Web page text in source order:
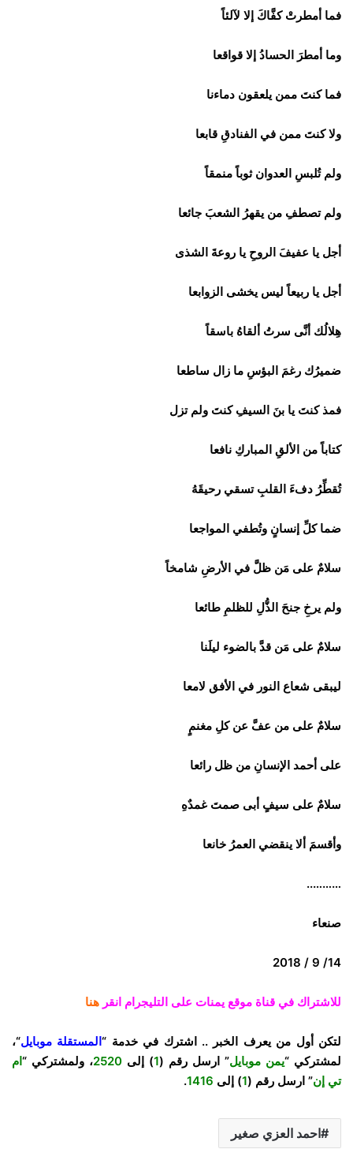
فما أمطرتْ كفَّاكَ إلا لآلئاً
وما أمطرَ الحسادُ إلا قواقعا
فما كنتَ ممن يلعقون دماءنا
ولا كنتَ ممن في الفنادقِ قابعا
ولم تُلبسِ العدوان ثوباً منمقاً
ولم تصطفِ من يقهرُ الشعبَ جائعا
أجل يا عفيفَ الروحِ يا روعةَ الشذى
أجل يا ربيعاً ليس يخشى الزوابعا
هِلالُك أنَّى سرتُ ألقاهُ باسقاً
ضميرُك رغمَ البؤسِ ما زال ساطعا
فمذ كنتَ يا بنَ السيفِ كنتَ ولم تزل
كتاباً من الألقِ المباركِ نافعا
تُقطِّرُ دفءَ القلبِ تسقي رحيقَهُ
ضما كلِّ إنسانٍ وتُطفي المواجعا
سلامٌ على مَن ظلَّ في الأرضِ شامخاً
ولم يرخِ جنحَ الذُّلِ للظلمِ طائعا
سلامٌ على مَن قدَّ بالضوء ليلَنا
ليبقى شعاع النور في الأفق لامعا
سلامٌ على من عفَّ عن كلِ مغنمٍ
على أحمد الإنسانِ من ظل رائعا
سلامٌ على سيفٍ أبى صمتَ غمدٌهِ
وأقسمَ ألا ينقضي العمرُ خانعا
………..
صنعاء
14/ 9 / 2018
للاشتراك في قناة موقع يمنات على التليجرام انقر هنا
لتكن أول من يعرف الخبر .. اشترك في خدمة “المستقلة موبايل“،
لمشتركي “يمن موبايل” ارسل رقم (1) إلى 2520، ولمشتركي “ ام
تي إن” ارسل رقم (1) إلى 1416
.
احمد العزي صغير